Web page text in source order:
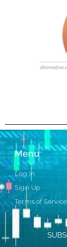
Menu
Log in
Sign Up
Terms of Service